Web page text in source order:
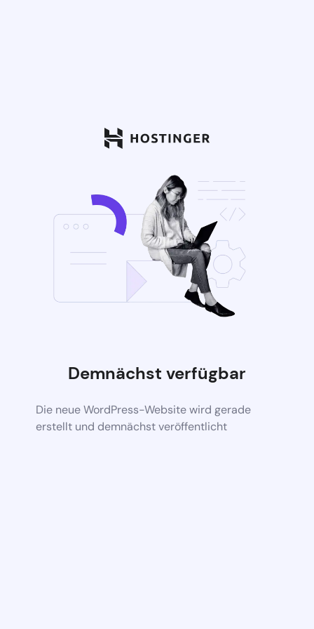
Demnächst verfügbar
Die neue WordPress-Website wird gerade
erstellt und demnächst veröffentlicht